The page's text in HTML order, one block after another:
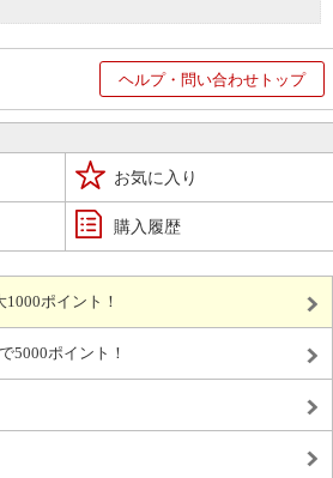
ヘルプ・問い合わせトップ
お気に入り
購入履歴
ポイント！
5000ポイント！